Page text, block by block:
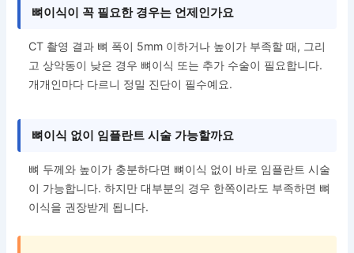
뼈이식이 꼭 필요한 경우는 언제인가요
CT 촬영 결과 뼈 폭이 5mm 이하거나 높이가 부족할 때, 그리
고 상악동이 낮은 경우 뼈이식 또는 추가 수술이 필요합니다.
개개인마다 다르니 정밀 진단이 필수예요.
뼈이식 없이 임플란트 시술 가능할까요
뼈 두께와 높이가 충분하다면 뼈이식 없이 바로 임플란트 시술
이 가능합니다. 하지만 대부분의 경우 한쪽이라도 부족하면 뼈
이식을 권장받게 됩니다.